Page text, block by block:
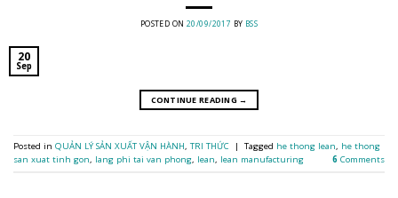
POSTED ON 20/09/2017 BY BSS
20
Sep
CONTINUE READING →
Posted in QUẢN LÝ SẢN XUẤT VẬN HÀNH, TRI THỨC | Tagged he thong lean, he thong
san xuat tinh gon, lang phi tai van phong, lean, lean manufacturing 6 Comments